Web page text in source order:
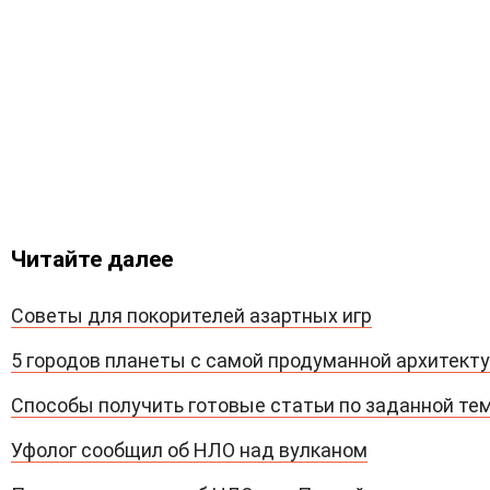
Читайте далее
Советы для покорителей азартных игр
5 городов планеты с самой продуманной
Способы получить готовые статьи по заданной
Уфолог сообщил об НЛО над вулканом